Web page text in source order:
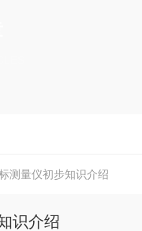
测量仪初步知识介绍
识介绍